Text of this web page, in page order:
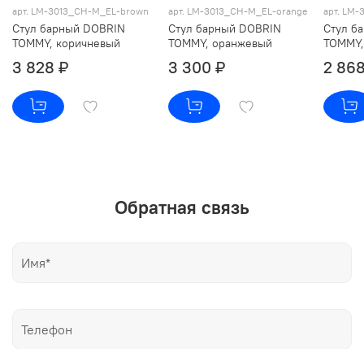
арт. LM-3013_CH-M_EL-brown
Стул барный DOBRIN
TOMMY, коричневый
3 828 ₽
арт. LM-3013_CH-M_EL-orange
Стул барный DOBRIN
TOMMY, оранжевый
3 300 ₽
арт. LM-
Стул
2
Обратная связь